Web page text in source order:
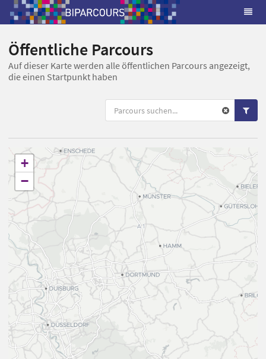
Öffentliche Parcours
Auf dieser Karte werden alle öffentlichen Parcours angezeigt,
die einen Startpunkt haben
+
−